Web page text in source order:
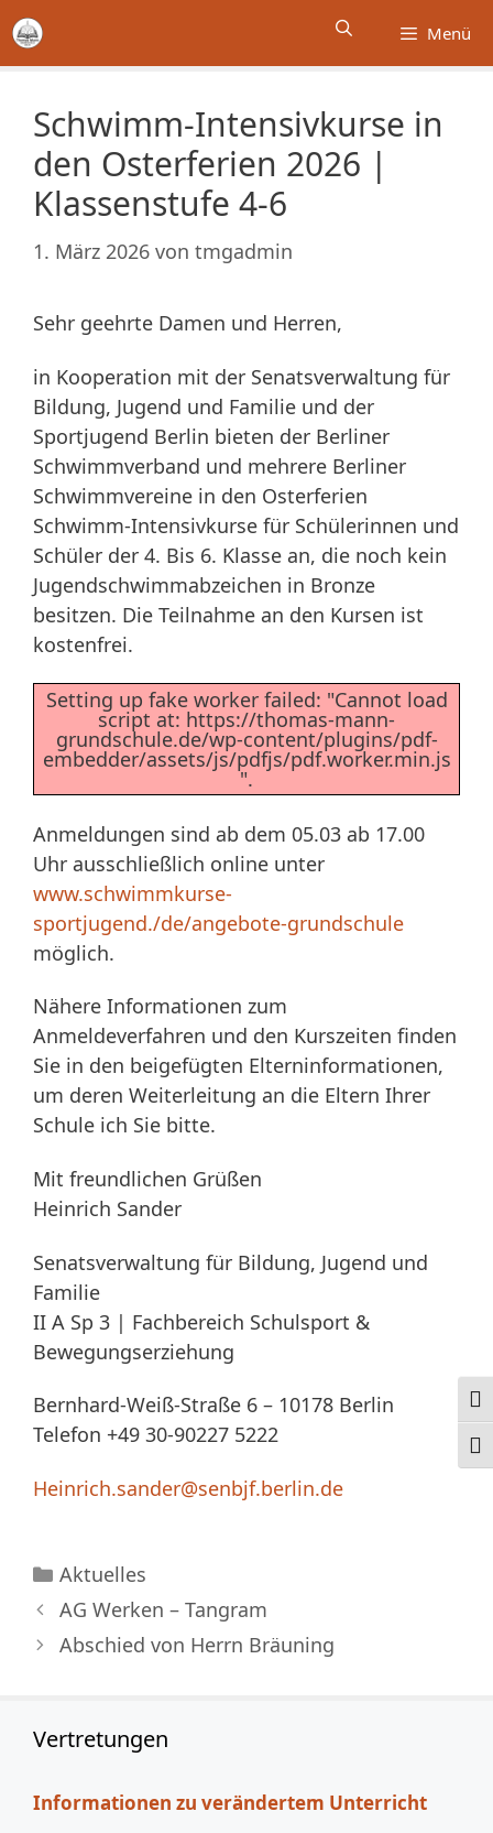
Zum
Inhalt
springen
Menü
Schwimm-Intensivkurse in
den Osterferien 2026 |
Klassenstufe 4-6
1. März 2026 von tmgadmin
Sehr geehrte Damen und Herren,
in Kooperation mit der Senatsverwaltung für
Bildung, Jugend und Familie und der
Sportjugend Berlin bieten der Berliner
Schwimmverband und mehrere Berliner
Schwimmvereine in den Osterferien
Schwimm-Intensivkurse für Schülerinnen und
Schüler der 4. Bis 6. Klasse an, die noch kein
Jugendschwimmabzeichen in Bronze
besitzen. Die Teilnahme an den Kursen ist
kostenfrei.
Setting up fake worker failed: "Cannot load
script at: https://thomas-mann-
grundschule.de/wp-content/plugins/pdf-
embedder/assets/js/pdfjs/pdf.worker.min.js
".
Anmeldungen sind ab dem 05.03 ab 17.00
Uhr ausschließlich online unter
www.schwimmkurse-
sportjugend./de/angebote-grundschule
möglich.
Nähere Informationen zum
Anmeldeverfahren und den Kurszeiten finden
Sie in den beigefügten Elterninformationen,
um deren Weiterleitung an die Eltern Ihrer
Schule ich Sie bitte.
Mit freundlichen Grüßen
Heinrich Sander
Senatsverwaltung für Bildung, Jugend und
Familie
II A Sp 3 | Fachbereich Schulsport &
Bewegungserziehung
Bernhard-Weiß-Straße 6 – 10178 Berlin
Telefon +49 30-90227 5222
Heinrich.sander@senbjf.berlin.de
Kategorien
Aktuelles
AG Werken – Tangram
Abschied von Herrn Bräuning
Vertretungen
Informationen zu verändertem Unterricht